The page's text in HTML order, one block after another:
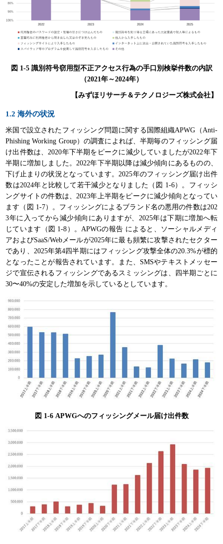
図 1-5 識別符号窃用型不正アクセス行為の手口別検挙件数の内訳
（2021年～2024年）
【みずほリサーチ＆テクノロジーズ株式会社】
1.2 海外の状況
米国で設立されたフィッシング問題に関する国際組織APWG（Anti-
Phishing Working Group）の調査によれば、半期毎のフィッシング届
け出件数は、2020年下半期をピークに減少していましたが2022年下
半期に増加しました。2022年下半期以降は減少傾向にあるものの、
下げ止まりの状況となっています。2025年のフィッシング届け出件
数は2024年と比較して若干減少となりました（図 1-6）。フィッシ
ングサイトの件数は、2023年上半期をピークに減少傾向となってい
ます（図 1-7）。フィッシングによるブランド名の悪用の件数は202
3年に入ってから減少傾向にありますが、2025年は下期に増加へ転
じています（図 1-8）。APWGの報告 によると、ソーシャルメディ
アおよびSaaS/Webメールが2025年に最も頻繁に攻撃されたセクター
であり、2025年第4四半期にはフィッシング攻撃全体の20.3%が標的
となったことが報告されています。また、SMSやテキストメッセー
ジで宣伝されるフィッシングであるスミッシングは、四半期ごとに
30〜40%の安定した増加を示しているとしています。
図 1-6 APWGへのフィッシングメール届け出件数